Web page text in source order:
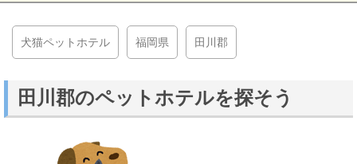
犬猫ペットホテル 福岡県 田川郡
田川郡のペットホテルを探そう